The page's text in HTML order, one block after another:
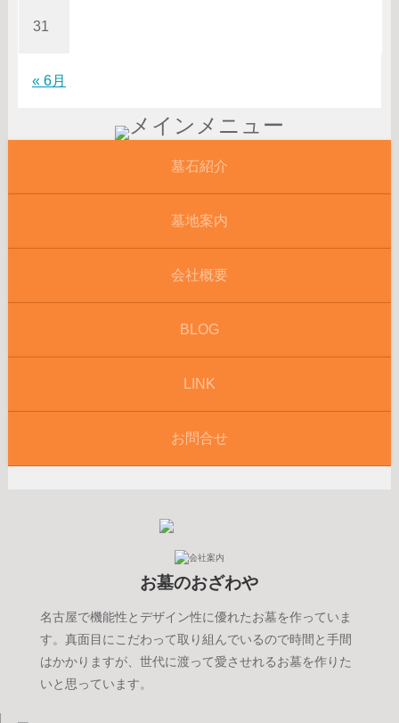
« 6月
31
墓石紹介
墓地案内
会社概要
BLOG
LINK
お問合せ
お墓のおざわや
名古屋で機能性とデザイン性に優れたお墓を作っていま
す。真面目にこだわって取り組んでいるので時間と手間
はかかりますが、世代に渡って愛させれるお墓を作りた
いと思っています。